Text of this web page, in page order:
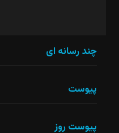
نباید
چند رسانه ای
پیوست
پیوست روز